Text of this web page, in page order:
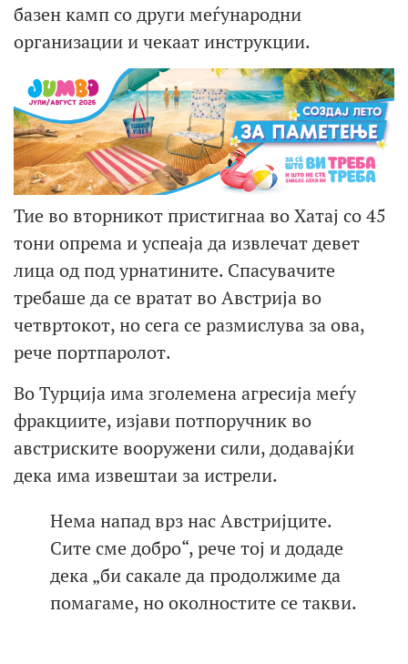
базен камп со други меѓународни
организации и чекаат инструкции.
Тие во вторникот пристигнаа во Хатај со 45
тони опрема и успеаја да извлечат девет
лица од под урнатините. Спасувачите
требаше да се вратат во Австрија во
четвртокот, но сега се размислува за ова,
рече портпаролот.
Во Турција има зголемена агресија меѓу
фракциите, изјави потпоручник во
австриските вооружени сили, додавајќи
дека има извештаи за истрели.
Нема напад врз нас Австријците.
Сите сме добро“, рече тој и додаде
дека „би сакале да продолжиме да
помагаме, но околностите се такви.